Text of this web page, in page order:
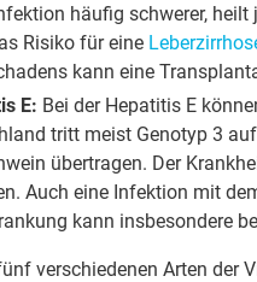
häufig schwerer,
Risiko für eine
kann eine
E: Bei der Hepatitis E
tritt meist Genotyp 3
übertragen. Der
Auch eine Infektion mit
kann insbesondere
verschiedenen Arten der